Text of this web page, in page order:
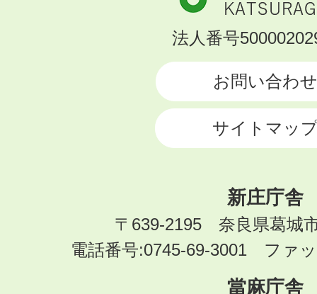
市
KATSURAGI
法人番号
お問い合わせ
サイトマッ
新庄庁舎
〒639-2195 奈良県葛城
電話番号:0745-69-3001 ファ
當麻庁舎